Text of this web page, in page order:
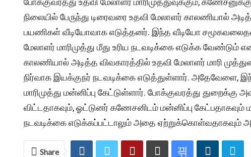
நிலையில் பேருந்து டிரைவரை உதவி மேலாளர் காலணியால்
பயணிகள் வீடியோவாக எடுத்தனர். இந்த வீடியோ
மேலாளர் மாரிமுத்து மீது உரிய நடவடிக்கை எடுக்க
காலணியால் அடித்த விவகாரத்தில் உதவி மேலாளர் மாரி
நிர்வாக இயக்குநர் நடவடிக்கை எடுத்துள்ளார். அதேவேளை,
மாரிமுத்து மன்னிப்பு கேட்டுள்ளார். போக்குவரத்து
விட்டதாகவும், ஓட்டுனர் கணேசனிடம் மன்னிப்பு கேட்பதாகவும்
நடவடிக்கை எடுக்கப்பட்டாலும் அதை ஏற்றுக்கொள்வதாகவும்
Share